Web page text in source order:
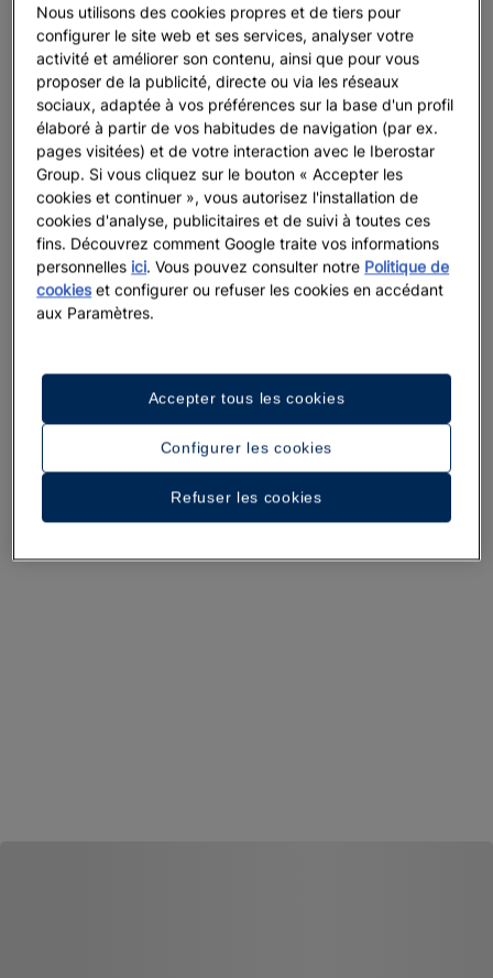
est où loger, quoi faire, quoi voir et si vous vous intégrerez
bien dans la culture. Les stations balnéaires Iberostar en
Jamaïque vous offrent le meilleur de Montego Bay, un endroit
depuis lequel vous pouvez découvrir le meilleur de l'île, que
vous voyagiez seul, en couple ou avec des enfants. Avec
Iberostar, vous pourrez découvrir l'essence même de la
classe, du confort et du style.
Nous utilisons des cookies propres et de tiers pour
configurer le site web et ses services, analyser votre
activité et améliorer son contenu, ainsi que pour vous
proposer de la publicité, directe ou via les réseaux
sociaux, adaptée à vos préférences sur la base d'un profil
élaboré à partir de vos habitudes de navigation (par ex.
pages visitées) et de votre interaction avec le Iberostar
Group. Si vous cliquez sur le bouton « Accepter les
cookies et continuer », vous autorisez l'installation de
cookies d'analyse, publicitaires et de suivi à toutes ces
fins. Découvrez comment Google traite vos informations
personnelles ici. Vous pouvez consulter notre Politique de
cookies et configurer ou refuser les cookies en accédant
aux Paramètres.
Configurer les cookies
Refuser les cookies
Accepter tous les cookies